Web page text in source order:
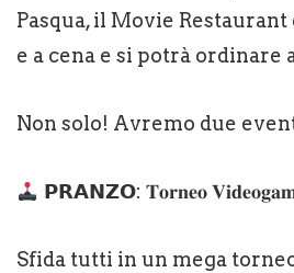
Pasqua, il Movie
e a cena e si potrà ordinare
Non solo! Avremo due
𝗣𝗥𝗔𝗡𝗭𝗢: 𝐓𝐨𝐫𝐧𝐞𝐨
Sfida tutti in un mega